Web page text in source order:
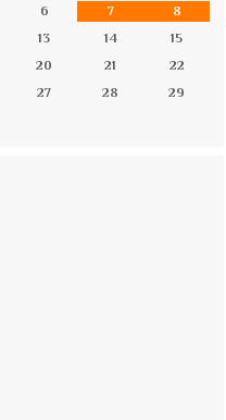
6 7
8
13 14
15
20 21
22
27 28
29